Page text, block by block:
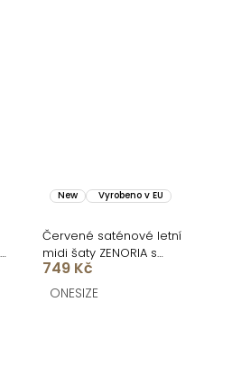
New Vyrobeno v EU
Červené saténové letní
midi šaty ZENORIA s
krajkou
749 Kč
ONESIZE